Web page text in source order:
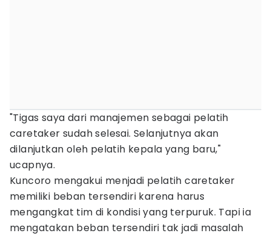
"Tigas saya dari manajemen sebagai pelatih
caretaker sudah selesai. Selanjutnya akan
dilanjutkan oleh pelatih kepala yang baru,"
ucapnya.
Kuncoro mengakui menjadi pelatih caretaker
memiliki beban tersendiri karena harus
mengangkat tim di kondisi yang terpuruk. Tapi ia
mengatakan beban tersendiri tak jadi masalah